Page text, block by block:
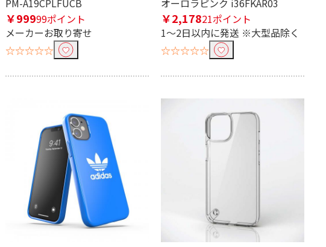
PM-A19CPLFUCB
￥99999ポイント
メーカーお取り寄せ
☆☆☆☆☆
オーロラピンク i36FKAR03
￥2,17821ポイント
1～2日以内に発送 ※大型品除く
☆☆☆☆☆